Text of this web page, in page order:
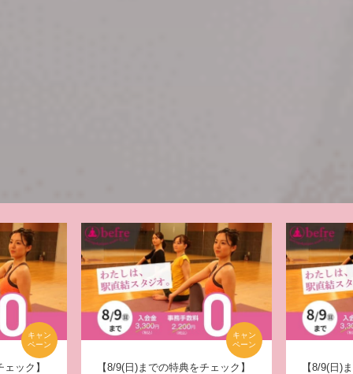
キャン
ペーン
ック】
キャン
ペーン
【8/9(日)までの特典をチェック】
【8/9(日)